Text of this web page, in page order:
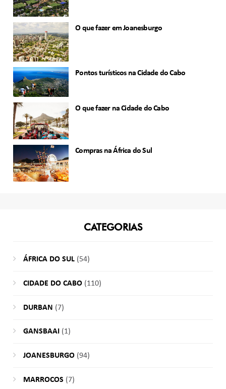
O que fazer em Joanesburgo
Pontos turísticos na Cidade do Cabo
O que fazer na Cidade do Cabo
Compras na África do Sul
CATEGORIAS
ÁFRICA DO SUL(54)
CIDADE DO CABO(110)
DURBAN (7)
GANSBAAI(1)
JOANESBURGO(94)
MARROCOS (7)